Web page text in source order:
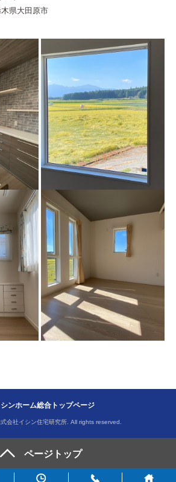
県大田原市
ンホーム総合トップページ
会社イシン住宅研究所. All rights reserved.